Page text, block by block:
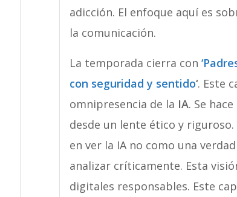
adicción. El enfoque aquí es
la comunicación.
La temporada cierra con
con seguridad y sentido‘. Este
omnipresencia de la IA. Se
desde un lente ético y
en ver la IA no como una
analizar críticamente. Esta
digitales responsables. Este